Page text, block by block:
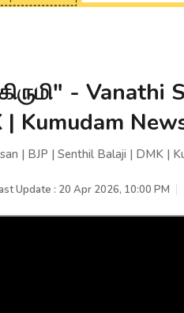
- Vanathi
Kumudam
| BJP | Senthil Balaji | DMK |
Update : 20 Apr 2026, 10:00 PM